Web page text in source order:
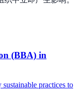
(BBA) in
practices to